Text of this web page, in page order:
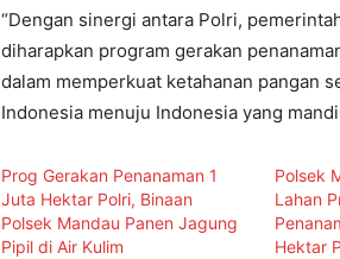
“Dengan sinergi antara Polri,
diharapkan program gerakan
dalam memperkuat ketahanan pangan
Indonesia menuju Indonesia yang
Prog Gerakan Penanaman 1
Juta Hektar Polri, Binaan
Polsek Mandau Panen Jagung
Pipil di Air Kulim
Polsek
Lahan
Hektar